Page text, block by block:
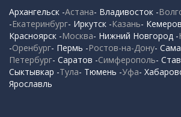
Архангельск -Астана- Владивосток -
-Екатеринбург- Иркутск -Казань-
Красноярск -Москва- Нижний Новгород -
-Оренбург- Пермь -Ростов-на-Дону-
Петербург- Саратов -Симферополь-
Сыктывкар -Тула- Тюмень -Уфа-
Ярославль